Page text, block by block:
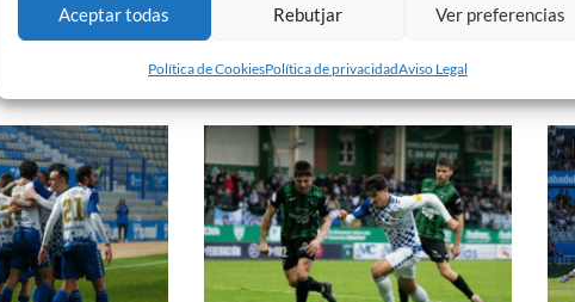
Aceptar todas Rebutjar Ver preferencias
Política de CookiesPolítica de privacidadAviso Legal